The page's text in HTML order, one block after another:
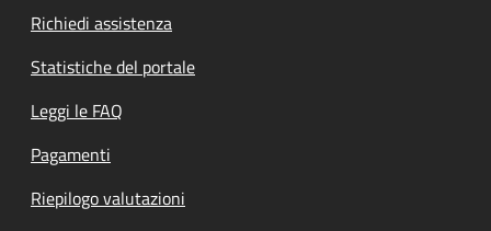
Richiedi assistenza
Statistiche del portale
Leggi le FAQ
Pagamenti
Riepilogo valutazioni